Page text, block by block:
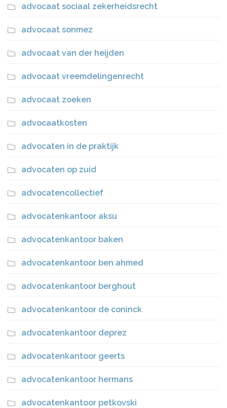
advocaat sociaal zekerheidsrecht
advocaat sonmez
advocaat van der heijden
advocaat vreemdelingenrecht
advocaat zoeken
advocaatkosten
advocaten in de praktijk
advocaten op zuid
advocatencollectief
advocatenkantoor aksu
advocatenkantoor baken
advocatenkantoor ben ahmed
advocatenkantoor berghout
advocatenkantoor de coninck
advocatenkantoor deprez
advocatenkantoor geerts
advocatenkantoor hermans
advocatenkantoor petkovski